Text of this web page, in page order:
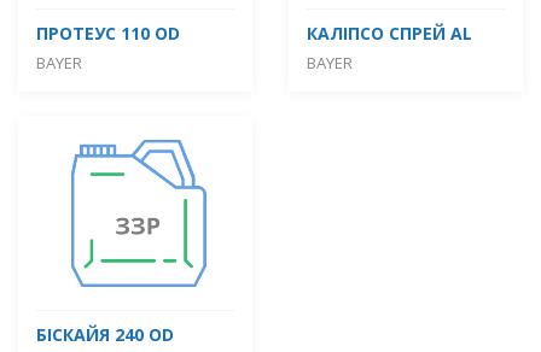
ПРОТЕУС 110 OD
BAYER
КАЛІПСО СПРЕЙ AL
BAYER
БІСКАЙЯ 240 OD